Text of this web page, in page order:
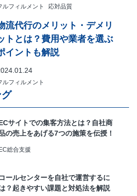
ルフィルメント 応対品質
流代行のメリット・デメリ
トとは？費用や業者を選ぶ
イントも解説
ルフィルメント
サイトでの集客方法とは？自社商
の売上をあげる7つの施策を伝授！
総合支援
コールセンターを自社で運営するに
？起きやすい課題と対処法を解説